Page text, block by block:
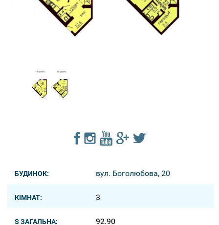
БУДИНОК: вул. Боголюбова, 20
КІМНАТ: 3
S ЗАГАЛЬНА: 92.90